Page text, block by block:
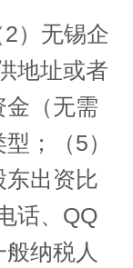
）无锡企
地址或者
金（无需
；（5）
东出资比
话、QQ
纳税人